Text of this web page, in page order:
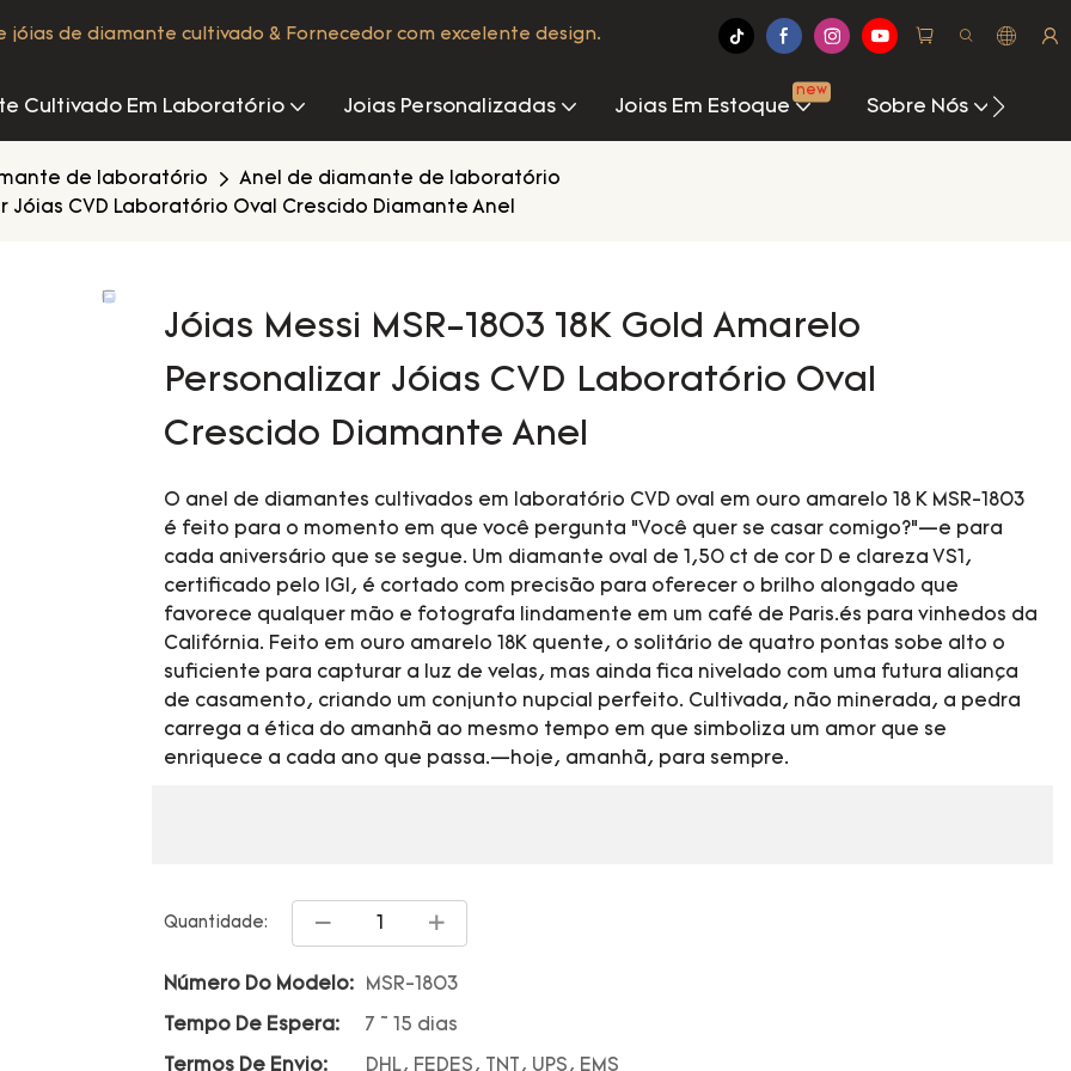
jóias de diamante cultivado & Fornecedor com excelente design.
Cultivado Em Laboratório Joias Personalizadas Joias Em Estoque
new
Sobre Nós
de laboratório
Anel de diamante de laboratório
Jóias CVD Laboratório Oval Crescido Diamante Anel
Jóias Messi MSR-1803 18K Gold Amarelo
Personalizar Jóias CVD Laboratório Oval
Crescido Diamante Anel
O anel de diamantes cultivados em laboratório CVD oval em ouro amarelo 18 K MSR-1803
é feito para o momento em que você pergunta “Você quer se casar comigo?”—e para
cada aniversário que se segue. Um diamante oval de 1,50 ct de cor D e clareza VS1,
certificado pelo IGI, é cortado com precisão para oferecer o brilho alongado que
favorece qualquer mão e fotografa lindamente em um café de Paris.és para vinhedos da
Califórnia. Feito em ouro amarelo 18K quente, o solitário de quatro pontas sobe alto o
suficiente para capturar a luz de velas, mas ainda fica nivelado com uma futura aliança
de casamento, criando um conjunto nupcial perfeito. Cultivada, não minerada, a pedra
carrega a ética do amanhã ao mesmo tempo em que simboliza um amor que se
enriquece a cada ano que passa.—hoje, amanhã, para sempre.
Quantidade:
Número Do Modelo: MSR-1803
Tempo De Espera: 7 ~ 15 dias
Termos De Envio: DHL, FEDES, TNT, UPS, EMS